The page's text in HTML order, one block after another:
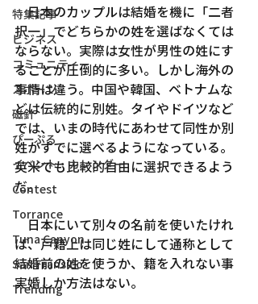
特集記事
ビジネス
コミュニティー
スポーツ
磁針
ぴーぷる
イベント・カレンダー
Contest
Torrance
Tuna Canyon
San Fransico
Trending
日本のカップルは結婚を機に「二者
択一」でどちらかの姓を選ばなくては
ならない。実際は女性が男性の姓にす
ることが圧倒的に多い。しかし海外の
事情は違う。中国や韓国、ベトナムな
どは伝統的に別姓。タイやドイツなど
では、いまの時代にあわせて同性か別
姓かすでに選べるようになっている。
英米でも比較的自由に選択できるよう
だ。
日本にいて別々の名前を使いたけれ
ば、戸籍上は同じ姓にして通称として
結婚前の姓を使うか、籍を入れない事
実婚しか方法はない。